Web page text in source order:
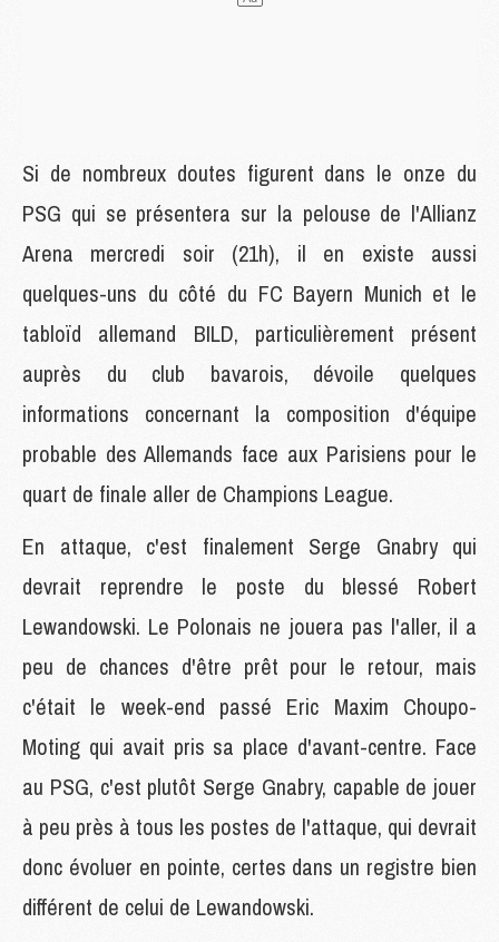
Si de nombreux doutes figurent dans le onze du
PSG qui se présentera sur la pelouse de l'Allianz
Arena mercredi soir (21h), il en existe aussi
quelques-uns du côté du FC Bayern Munich et le
tabloïd allemand BILD, particulièrement présent
auprès du club bavarois, dévoile quelques
informations concernant la composition d'équipe
probable des Allemands face aux Parisiens pour le
quart de finale aller de Champions League.
En attaque, c'est finalement Serge Gnabry qui
devrait reprendre le poste du blessé Robert
Lewandowski. Le Polonais ne jouera pas l'aller, il a
peu de chances d'être prêt pour le retour, mais
c'était le week-end passé Eric Maxim Choupo-
Moting qui avait pris sa place d'avant-centre. Face
au PSG, c'est plutôt Serge Gnabry, capable de jouer
à peu près à tous les postes de l'attaque, qui devrait
donc évoluer en pointe, certes dans un registre bien
différent de celui de Lewandowski.